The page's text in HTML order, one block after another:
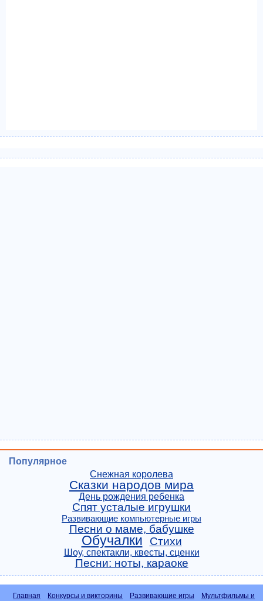
Популярное
Снежная королева
Сказки народов мира
День рождения ребенка
Спят усталые игрушки
Развивающие компьютерные игры
Песни о маме, бабушке
Обучалки Стихи
Шоу, спектакли, квесты, сценки
Песни: ноты, караоке
Главная Конкурсы и викторины Развивающие игры
Мультфильмы и